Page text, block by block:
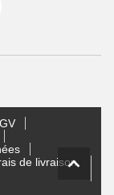
de livraison